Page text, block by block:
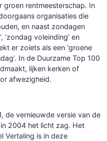
rentmeesterschap. In
organisaties die
en naast zondagen
‘zondag voleinding’ en
er zoiets als een ‘groene
In de Duurzame Top 100
lijken kerken of
afwezigheid.
de vernieuwde versie van de
2004 het licht zag. Het
Vertaling is in deze